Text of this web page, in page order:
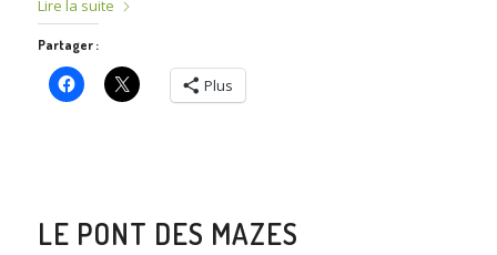
Lire la suite
Partager :
Plus
LE PONT DES MAZES